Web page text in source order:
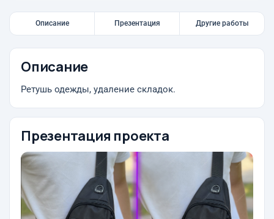
Описание Презентация Другие работы
Описание
Ретушь одежды, удаление складок.
Презентация проекта